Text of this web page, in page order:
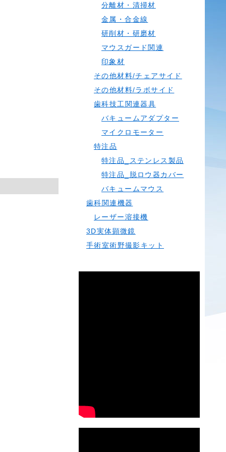
分離材・清掃材
金属・合金線
研削材・研磨材
マウスガード関連
印象材
その他材料/チェアサイド
その他材料/ラボサイド
歯科技工関連器具
バキュームアダプター
マイクロモーター
特注品
特注品_ステンレス製品
特注品_脱ロウ器カバー
バキュームマウス
歯科関連機器
レーザー溶接機
3D実体顕微鏡
手術室術野撮影キット